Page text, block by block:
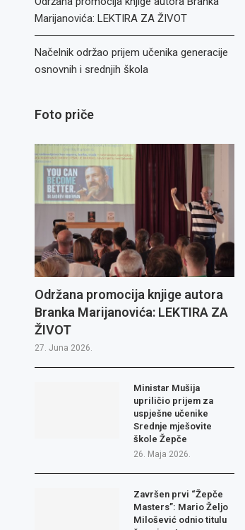
Marijanovića: LEKTIRA ZA ŽIVOT
Načelnik održao prijem učenika generacije
osnovnih i srednjih škola
Foto priče
Održana promocija knjige autora
Branka Marijanovića: LEKTIRA ZA
ŽIVOT
27. Juna 2026.
Ministar Mušija
upriličio prijem za
uspješne učenike
Srednje mješovite
škole Žepče
26. Maja 2026.
Završen prvi “Žepče
Masters”: Mario Željo
Milošević odnio titulu